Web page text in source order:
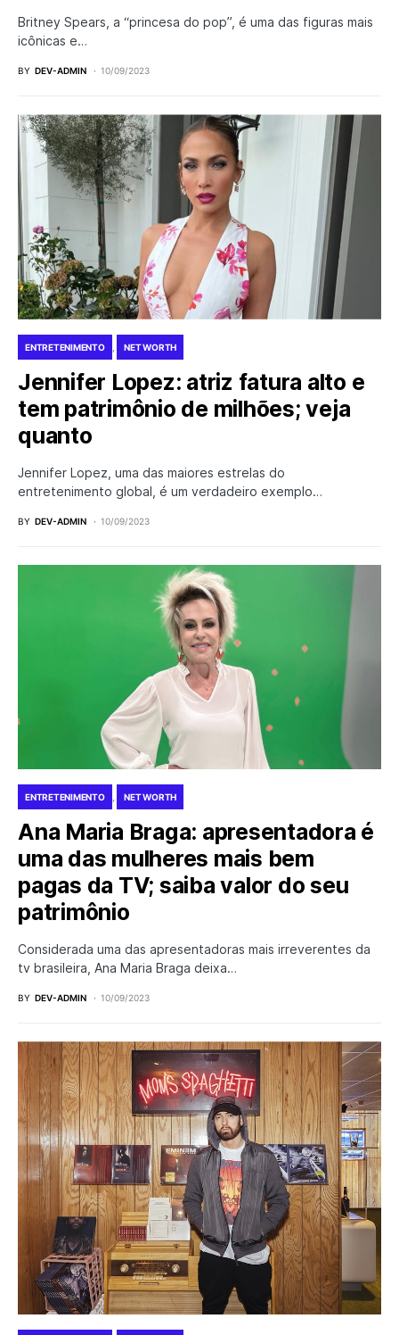
Britney Spears, a “princesa do pop”, é uma das figuras mais
icônicas e…
BY DEV-ADMIN 10/09/2023
ENTRETENIMENTO NET WORTH
Jennifer Lopez: atriz fatura alto e
tem patrimônio de milhões; veja
quanto
Jennifer Lopez, uma das maiores estrelas do
entretenimento global, é um verdadeiro exemplo…
BY DEV-ADMIN 10/09/2023
ENTRETENIMENTO NET WORTH
Ana Maria Braga: apresentadora é
uma das mulheres mais bem
pagas da TV; saiba valor do seu
patrimônio
Considerada uma das apresentadoras mais irreverentes da
tv brasileira, Ana Maria Braga deixa…
BY DEV-ADMIN 10/09/2023